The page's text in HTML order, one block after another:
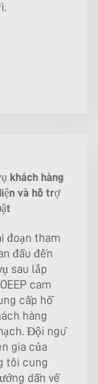
khách hàng
và hỗ trợ
đoạn tham
đầu đến
sau lắp
cam
cấp hỗ
hàng
Đội ngũ
gia của
tôi cung
dẫn về